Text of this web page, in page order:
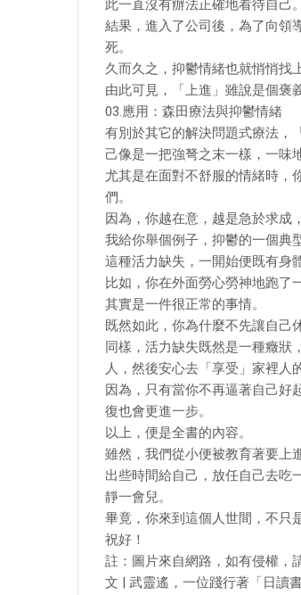
此一直沒有辦法正確地看待自己。
結果，進入了公司後，為了向領
死。
久而久之，抑鬱情緒也就悄悄找
由此可見，「上進」雖說是個褒
03.應用：森田療法與抑鬱情緒
有別於其它的解決問題式療法，
己像是一把強弩之末一樣，一味
尤其是在面對不舒服的情緒時，
們。
因為，你越在意，越是急於求成
我給你舉個例子，抑鬱的一個典
這種活力缺失，一開始便既有身
比如，你在外面勞心勞神地跑了
其實是一件很正常的事情。
既然如此，你為什麼不先讓自己
同樣，活力缺失既然是一種癥狀
人，然後安心去「享受」家裡人
因為，只有當你不再逼著自己好
復也會更進一步。
以上，便是全書的內容。
雖然，我們從小便被教育著要上
出些時間給自己，放任自己去吃
靜一會兒。
畢竟，你來到這個人世間，不只
祝好！
註：圖片來自網路，如有侵權，
文 | 武靈遙，一位踐行著「日讀